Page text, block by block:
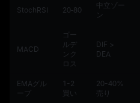
StochRSI 20‑80
中立ゾー
ン
MACD
ゴー
ルデ
ンク
ロス
DIF >
DEA
EMAグル
ープ
1-2
買い
20-40%
売り